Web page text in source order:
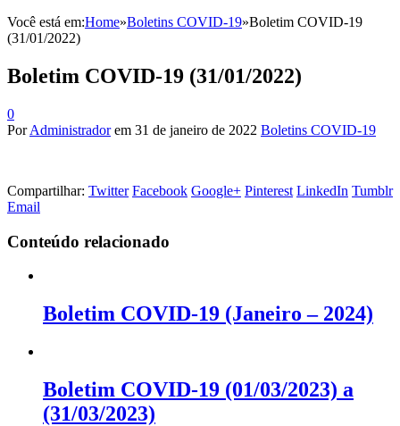
Você está em:Home»Boletins COVID-19»Boletim COVID-19
(31/01/2022)
Boletim COVID-19 (31/01/2022)
0
PorAdministrador em 31 de janeiro de 2022 Boletins COVID-19
Compartilhar: Twitter Facebook Google+ Pinterest LinkedIn Tumblr
Email
Conteúdo relacionado
Boletim COVID-19 (Janeiro – 2024)
Boletim COVID-19 (01/03/2023) a
(31/03/2023)